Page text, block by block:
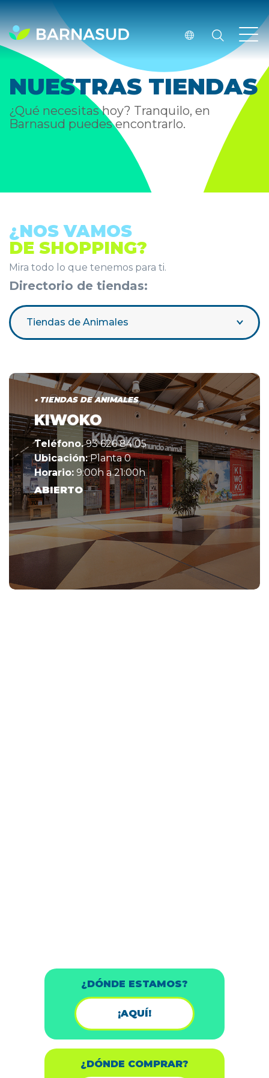
NUESTRAS TIENDAS
¿Qué necesitas hoy? Tranquilo, en
Barnasud puedes encontrarlo.
¿NOS VAMOS
DE SHOPPING?
Mira todo lo que tenemos para ti.
Directorio de tiendas:
Tiendas de Animales
• TIENDAS DE ANIMALES
KIWOKO
Teléfono.93 626 84 05
Ubicación:Planta 0
Horario: 9:00h a 21:00h
ABIERTO
¿DÓNDE ESTAMOS?
¡AQUÍ!
¿DÓNDE COMPRAR?